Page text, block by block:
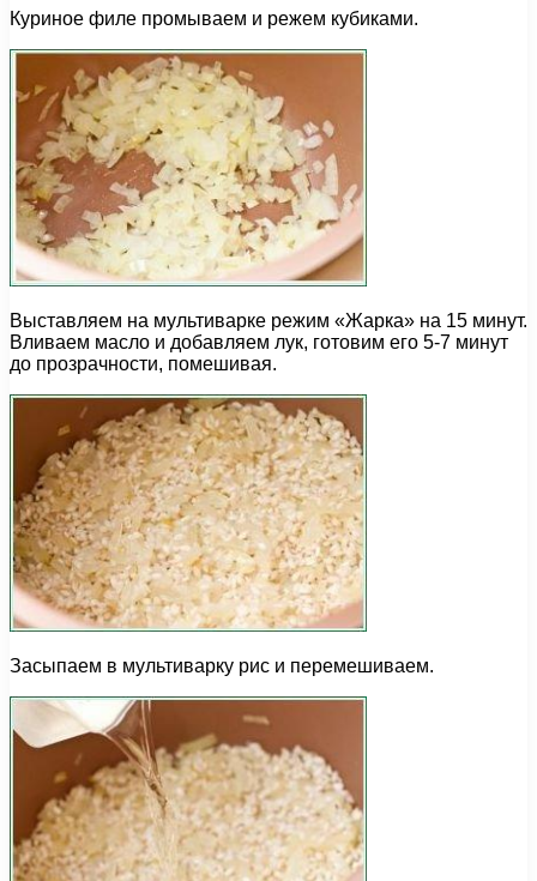
Куриное филе промываем и режем кубиками.
Выставляем на мультиварке режим «Жарка» на 15 минут.
Вливаем масло и добавляем лук, готовим его 5-7 минут
до прозрачности, помешивая.
Засыпаем в мультиварку рис и перемешиваем.